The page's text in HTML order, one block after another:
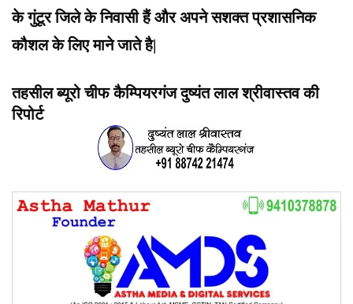
के गुंटूर जिले के निवासी हैं और अपने सशक्त प्रशासनिक
कौशल के लिए माने जाते है|
तहसील ब्यूरो चीफ कैम्पियरगंज दुष्यंत लाल श्रीवास्तव की
रिपोर्ट